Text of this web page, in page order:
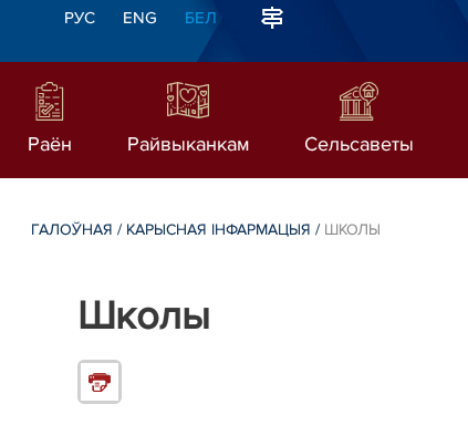
РУС ENG БЕЛ
Раён Райвыканкам Сельсаветы
ГАЛОЎНАЯ / КАРЫСНАЯ ІНФАРМАЦЫЯ / ШКОЛЫ
Школы